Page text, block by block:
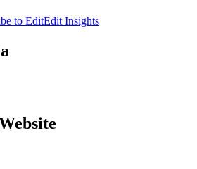
to EditEdit Insights